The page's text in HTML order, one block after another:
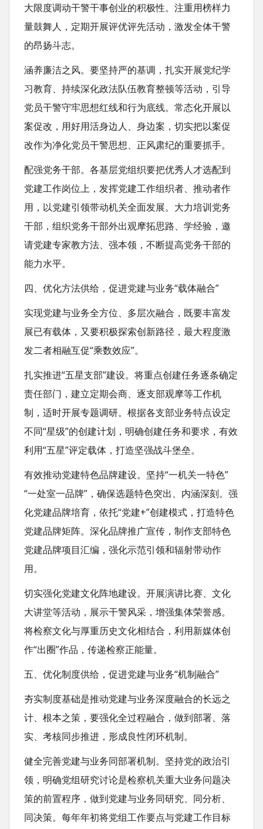
大限度调动干警干事创业的积极性。注重用榜样力
量鼓舞人，定期开展评优评先活动，激发全体干警
的昂扬斗志。
涵养廉洁之风。要坚持严的基调，扎实开展党纪学
习教育、持续深化政法队伍教育整顿等活动，引导
党员干警守牢思想红线和行为底线。常态化开展以
案促改，用好用活身边人、身边案，切实把以案促
改作为净化党员干警思想、正风肃纪的重要抓手。
配强党务干部。各基层党组织要把优秀人才选配到
党建工作岗位上，发挥党建工作组织者、推动者作
用，以党建引领带动机关全面发展。大力培训党务
干部，组织党务干部外出观摩拓思路、学经验，邀
请党建专家教方法、强本领，不断提高党务干部的
能力水平。
四、优化方法供给，促进党建与业务“载体融合”
实现党建与业务全方位、多层次融合，既要丰富发
展已有载体，又要积极探索创新路径，最大程度激
发二者相融互促“乘数效应”。
扎实推进“五星支部”建设。将重点创建任务逐条确定
责任部门，建立定期会商、逐支部观摩等工作机
制，适时开展专题调研。根据各支部业务特点设定
不同“星级”的创建计划，明确创建任务和要求，有效
利用“五星”评定载体，打造坚强战斗堡垒。
有效推动党建特色品牌建设。坚持“一机关一特色”
“一处室一品牌”，确保选题特色突出、内涵深刻。强
化党建品牌培育，依托“党建+”创建模式，打造特色
党建品牌矩阵。深化品牌推广宣传，制作支部特色
党建品牌项目汇编，强化示范引领和辐射带动作
用。
切实强化党建文化阵地建设。开展演讲比赛、文化
大讲堂等活动，展示干警风采，增强集体荣誉感。
将检察文化与厚重历史文化相结合，利用新媒体创
作“出圈”作品，传递检察正能量。
五、优化制度供给，促进党建与业务“机制融合”
夯实制度基础是推动党建与业务深度融合的长远之
计、根本之策，要强化全过程融合，做到部署、落
实、考核同步推进，形成良性闭环机制。
健全完善党建与业务同部署机制。坚持党的政治引
领，明确党组研究讨论是检察机关重大业务问题决
策的前置程序，做到党建与业务同研究、同分析、
同决策。每年年初将党组工作要点与党建工作目标